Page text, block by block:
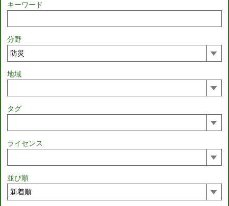
キーワード
分野
地域
タグ
ライセンス
並び順